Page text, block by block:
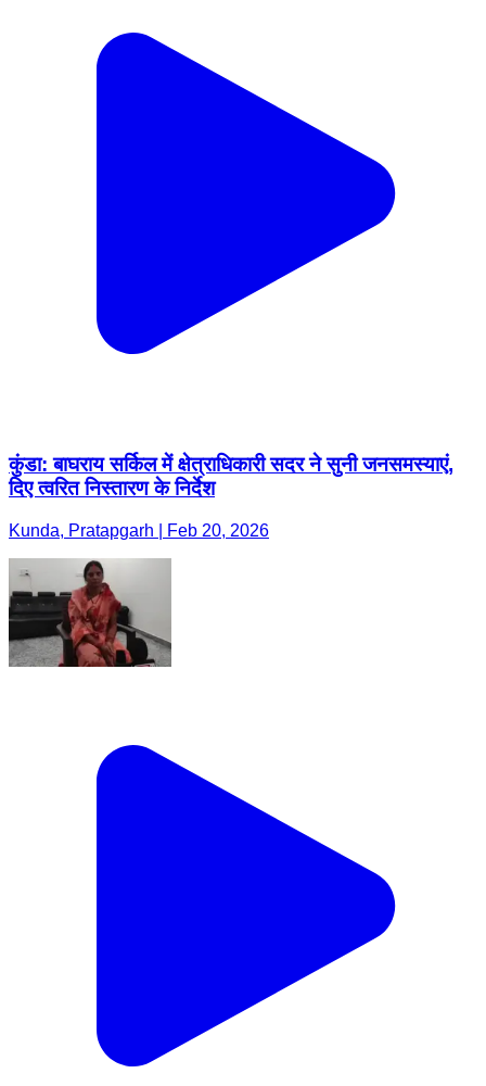
कुंडा: बाघराय सर्किल में क्षेत्राधिकारी सदर ने सुनी जनसमस्याएं,
दिए त्वरित निस्तारण के निर्देश
Kunda, Pratapgarh | Feb 20, 2026